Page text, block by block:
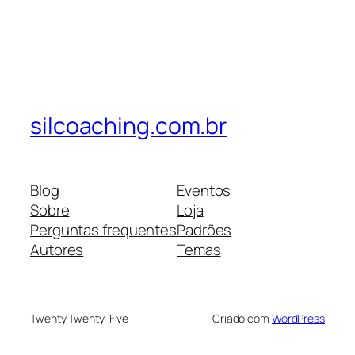
silcoaching.com.br
Blog
Sobre
Perguntas frequentes
Autores
Eventos
Loja
Padrões
Temas
Twenty Twenty-Five Criado com WordPress